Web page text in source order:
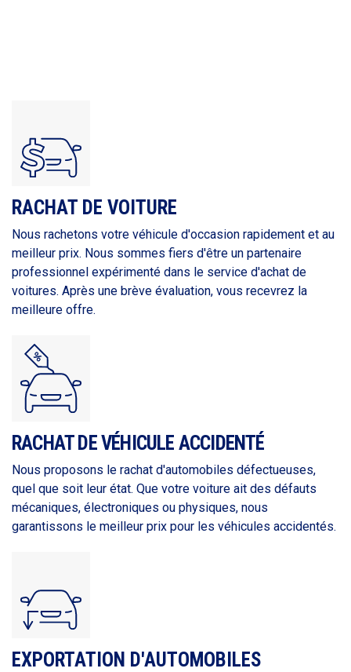
RACHAT DE VOITURE
Nous rachetons votre véhicule d'occasion rapidement et au
meilleur prix. Nous sommes fiers d'être un partenaire
professionnel expérimenté dans le service d'achat de
voitures. Après une brève évaluation, vous recevrez la
meilleure offre.
RACHAT DE VÉHICULE ACCIDENTÉ
Nous proposons le rachat d'automobiles défectueuses,
quel que soit leur état. Que votre voiture ait des défauts
mécaniques, électroniques ou physiques, nous
garantissons le meilleur prix pour les véhicules accidentés.
EXPORTATION D'AUTOMOBILES